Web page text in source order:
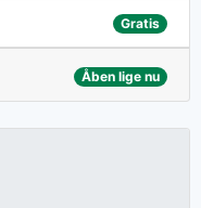
Gratis
Åben lige nu